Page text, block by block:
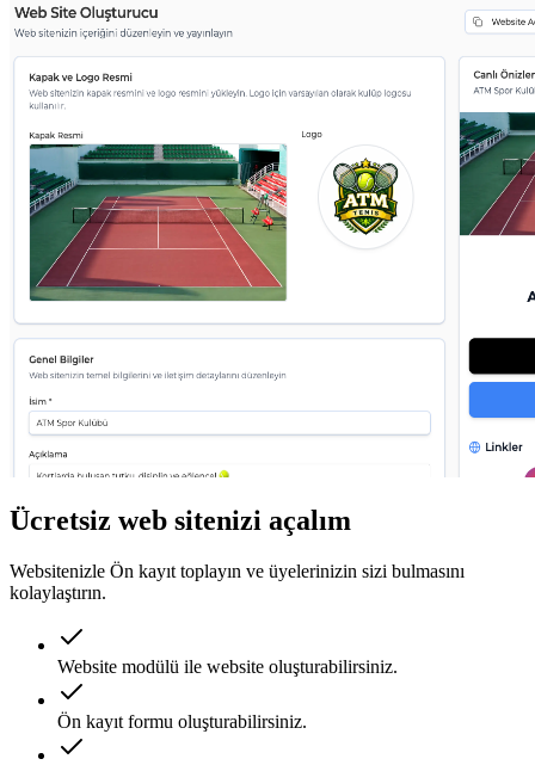
Ücretsiz web sitenizi açalım
Websitenizle Ön kayıt toplayın ve üyelerinizin sizi bulmasını
kolaylaştırın.
Website modülü ile website oluşturabilirsiniz.
Ön kayıt formu oluşturabilirsiniz.